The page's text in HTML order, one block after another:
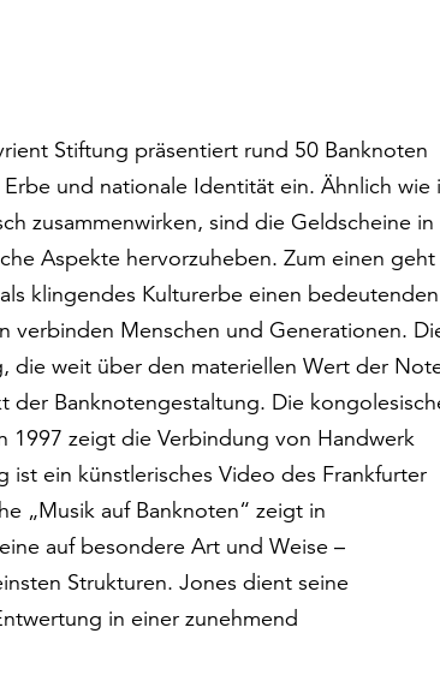
Stiftung präsentiert rund 50 Banknoten
und nationale Identität ein. Ähnlich wie
zusammenwirken, sind die Geldscheine in
Aspekte hervorzuheben. Zum einen geht
klingendes Kulturerbe einen bedeutenden
verbinden Menschen und Generationen.
die weit über den materiellen Wert der
der Banknotengestaltung. Die
1997 zeigt die Verbindung von Handwerk
ein künstlerisches Video des Frankfurter
„Musik auf Banknoten“ zeigt in
auf besondere Art und Weise –
Strukturen. Jones dient seine
in einer zunehmend